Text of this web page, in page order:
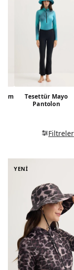
yüksek kaliteli
düşünülmüş
yansıtırken
tasarlanmıştır.
hissini
Tesettür Mayo
Pantolon
Filtreler
YENİ